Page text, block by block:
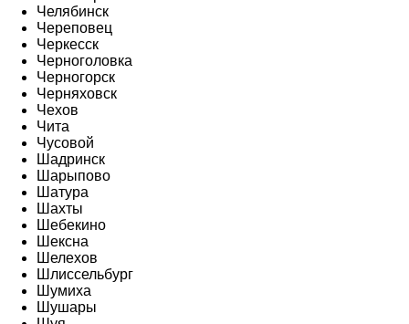
Челябинск
Череповец
Черкесск
Черноголовка
Черногорск
Черняховск
Чехов
Чита
Чусовой
Шадринск
Шарыпово
Шатура
Шахты
Шебекино
Шексна
Шелехов
Шлиссельбург
Шумиха
Шушары